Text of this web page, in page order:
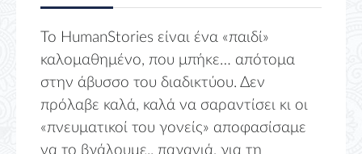
Το HumanStories είναι ένα «παιδί»
καλομαθημένο, που μπήκε… απότομα
στην άβυσσο του διαδικτύου. Δεν
πρόλαβε καλά, καλά να σαραντίσει κι οι
«πνευματικοί του γονείς» αποφασίσαμε
να το βγάλουμε.. παγανιά, για τη